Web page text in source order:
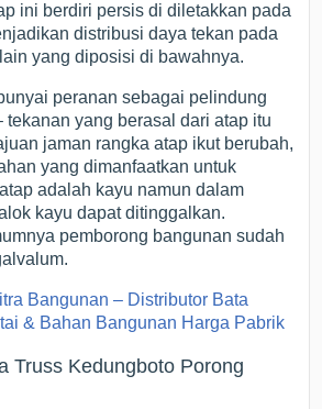
ini berdiri persis di diletakkan pada
distribusi daya tekan pada
yang diposisi di bawahnya.
peranan sebagai pelindung
tekanan yang berasal dari atap itu
jaman rangka atap ikut berubah,
yang dimanfaatkan untuk
adalah kayu namun dalam
kayu dapat ditinggalkan.
pemborong bangunan sudah
Bangunan – Distributor Bata
& Bahan Bangunan Harga Pabrik
Truss Kedungboto Porong